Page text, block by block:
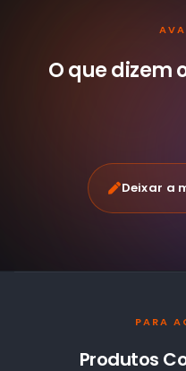
O que dizem
Deixar a
PARA
Produtos